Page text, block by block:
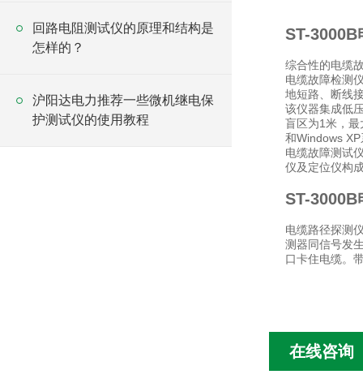
回路电阻测试仪的原理和结构是
怎样的？
沪阳达电力推荐一些微机继电保
护测试仪的使用教程
ST-3000B
综合性的电缆
电缆故障检测
地短路、断线
该仪器集成低
盲区为1米，
和Windows
电缆故障测试
仪及定位仪构
ST-3000B
电缆路径探测
测器同信号发
口卡住电缆。
在线咨询